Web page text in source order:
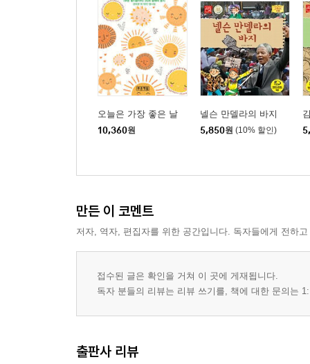
오늘은 가장 좋은 날
10,360원
넬슨 만델라의 바지
5,850원 (10% 할인)
만든 이 코멘트
저자, 역자, 편집자를 위한 공간입니다. 독자들에게 전하
접수된 글은 확인을 거쳐 이 곳에 게재됩니다.
독자 분들의 리뷰는 리뷰 쓰기를, 책에 대한 문의는
출판사 리뷰